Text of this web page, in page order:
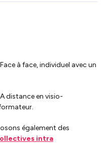
Face à face, individuel avec un
A distance en visio-
également des
intra